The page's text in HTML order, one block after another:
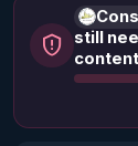
still
content